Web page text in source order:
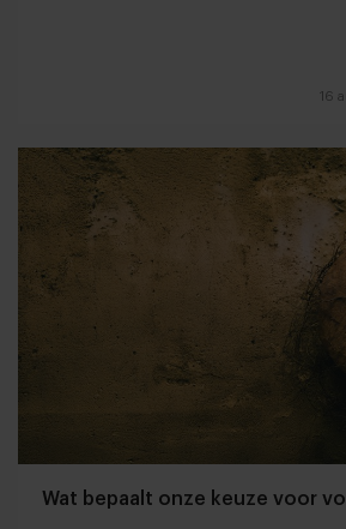
16
Wat bepaalt onze keuze voor